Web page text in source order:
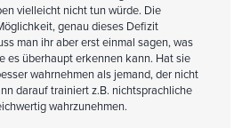
vielleicht nicht tun würde. Die
genau dieses Defizit
man ihr aber erst einmal sagen, was
es überhaupt erkennen kann. Hat sie
wahrnehmen als jemand, der nicht
darauf trainiert z.B. nichtsprachliche
wahrzunehmen.